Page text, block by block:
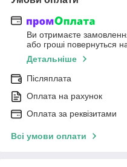
Ви отримаєте
або гроші повернуться
Детальніше
Післяплата
Оплата на рахунок
Оплата за реквізитами
Всі умови оплати